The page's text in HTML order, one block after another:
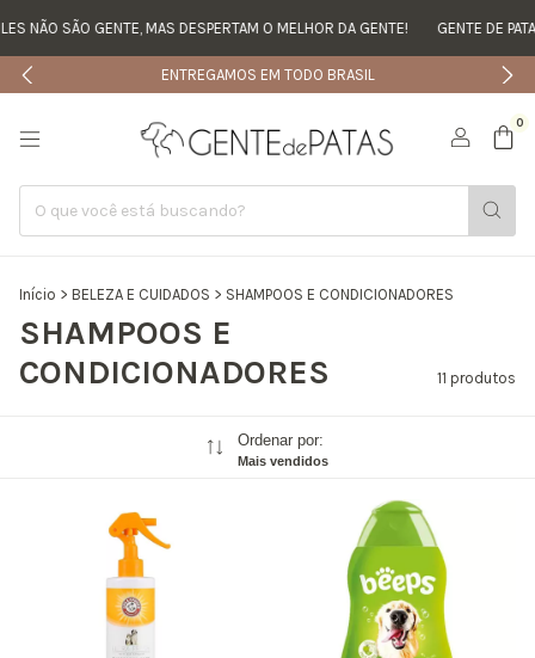
NÃO SÃO GENTE, MAS DESPERTAM O MELHOR DA GENTE! GENTE DE PATAS
ENTREGAMOS EM TODO BRASIL
0
Início > BELEZA E CUIDADOS > SHAMPOOS E CONDICIONADORES
SHAMPOOS E
CONDICIONADORES
11 produtos
Ordenar por:
Mais vendidos